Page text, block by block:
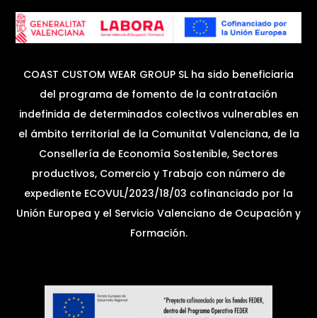
COAST CUSTOM WEAR GROUP SL ha sido beneficiaria
del programa de fomento de la contratación
indefinida de determinados colectivos vulnerables en
el ámbito territorial de la Comunitat Valenciana, de la
Consellería de Economía Sostenible, Sectores
productivos, Comercio y Trabajo con número de
expediente ECOVUL/2023/18/03 cofinanciado por la
Unión Europea y el Servicio Valenciano de Ocupación y
Formación.